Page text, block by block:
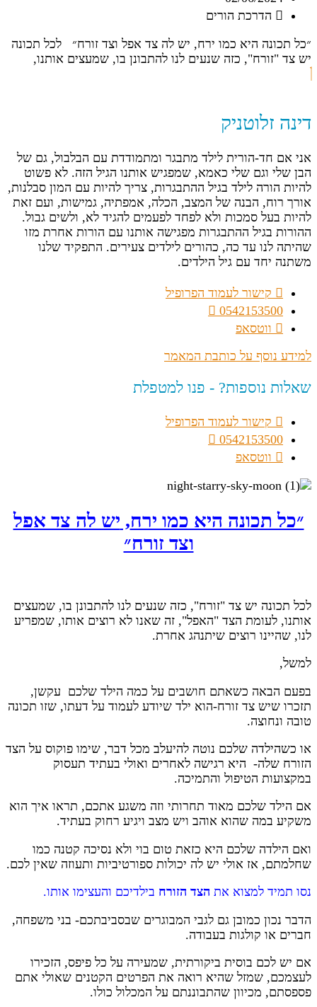
הדרכת הורים
״כל תכונה היא כמו ירח, יש לה צד אפל וצד זורח״ לכל תכונה
יש צד "זורח", כזה שנעים לנו להתבונן בו, שמעצים אותנו,
דינה זלוטניק
אני אם חד-הורית לילד מתבגר ומתמודדת עם הבלבול, גם של
הבן שלי וגם שלי כאמא, שמפגיש אותנו הגיל הזה. לא פשוט
להיות הורה לילד בגיל ההתבגרות, צריך להיות עם המון סבלנות,
אורך רוח, הבנה של המצב, הכלה, אמפתיה, גמישות, ועם זאת
להיות בעל סמכות ולא לפחד לפעמים להגיד לא, ולשים גבול.
ההורות בגיל ההתבגרות מפגישה אותנו עם הורות אחרת מזו
שהיתה לנו עד כה, כהורים לילדים צעירים. התפקיד שלנו
משתנה יחד עם גיל הילדים.
קישור לעמוד הפרופיל
0542153500
ווטסאפ
למידע נוסף על כותבת המאמר
שאלות נוספות? - פנו למטפלת
קישור לעמוד הפרופיל
0542153500
ווטסאפ
״כל תכונה היא כמו ירח, יש לה צד אפל
וצד זורח״
לכל תכונה יש צד "זורח", כזה שנעים לנו להתבונן בו, שמעצים
אותנו, לעומת הצד "האפל", זה שאנו לא רוצים אותו, שמפריע
לנו, שהיינו רוצים שיתנהג אחרת.
למשל,
בפעם הבאה כשאתם חושבים על כמה הילד שלכם עקשן,
תזכרו שיש צד זורח-הוא ילד שיודע לעמוד על דעתו, שזו תכונה
טובה ונחוצה.
או כשהילדה שלכם נוטה להיעלב מכל דבר, שימו פוקוס על הצד
הזורח שלה- היא רגישה לאחרים ואולי בעתיד תעסוק
במקצועות הטיפול והתמיכה.
אם הילד שלכם מאוד תחרותי וזה משגע אתכם, תראו איך הוא
משקיע במה שהוא אוהב ויש מצב ויגיע רחוק בעתיד.
ואם הילדה שלכם היא כזאת טום בוי ולא נסיכה קטנה כמו
שחלמתם, אז אולי יש לה יכולות ספורטיביות ותעוזה שאין לכם.
נסו תמיד למצוא את הצד הזורח בילדיכם והעצימו אותו.
הדבר נכון כמובן גם לגבי המבוגרים שבסביבתכם- בני משפחה,
חברים או קולגות בעבודה.
אם יש לכם בוסית ביקורתית, שמעירה על כל פיפס, הזכירו
לעצמכם, שמזל שהיא רואה את הפרטים הקטנים שאולי אתם
פספסתם, מכיוון שהתבוננתם על המכלול כולו.